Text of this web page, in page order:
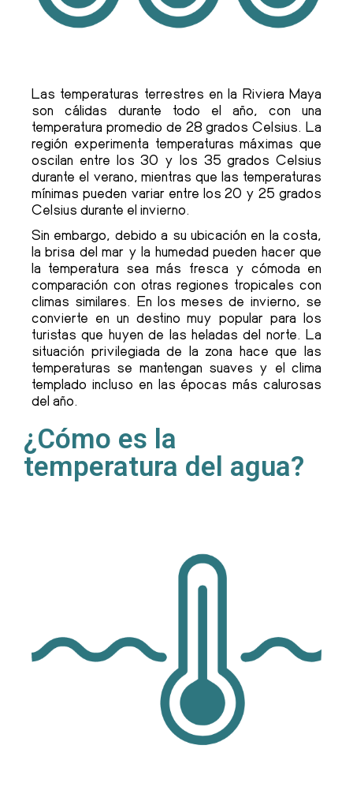
Las temperaturas terrestres en la Riviera Maya
son cálidas durante todo el año, con una
temperatura promedio de 28 grados Celsius. La
región experimenta temperaturas máximas que
oscilan entre los 30 y los 35 grados Celsius
durante el verano, mientras que las temperaturas
mínimas pueden variar entre los 20 y 25 grados
Celsius durante el invierno.
Sin embargo, debido a su ubicación en la costa,
la brisa del mar y la humedad pueden hacer que
la temperatura sea más fresca y cómoda en
comparación con otras regiones tropicales con
climas similares. En los meses de invierno, se
convierte en un destino muy popular para los
turistas que huyen de las heladas del norte. La
situación privilegiada de la zona hace que las
temperaturas se mantengan suaves y el clima
templado incluso en las épocas más calurosas
del año.
¿Cómo es la
temperatura del agua?